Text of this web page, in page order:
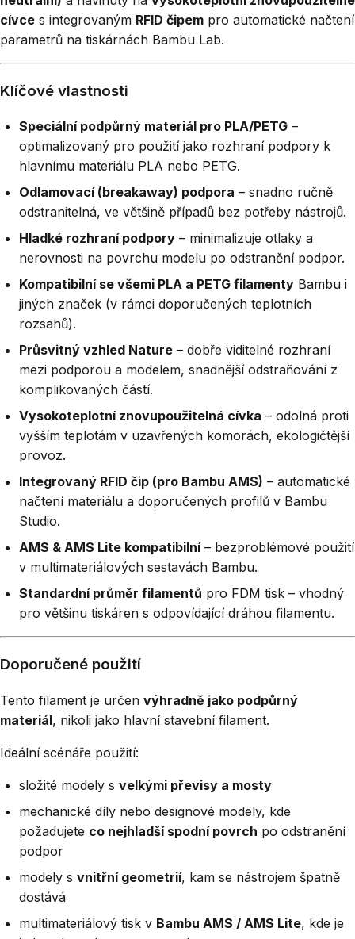
cívce s integrovaným RFID čipem pro automatické načtení
parametrů na tiskárnách Bambu Lab.
Klíčové vlastnosti
Speciální podpůrný materiál pro PLA/PETG –
optimalizovaný pro použití jako rozhraní podpory k
hlavnímu materiálu PLA nebo PETG.
Odlamovací (breakaway) podpora – snadno ručně
odstranitelná, ve většině případů bez potřeby nástrojů.
Hladké rozhraní podpory – minimalizuje otlaky a
nerovnosti na povrchu modelu po odstranění podpor.
Kompatibilní se všemi PLA a PETG filamenty Bambu i
jiných značek (v rámci doporučených teplotních
rozsahů).
Průsvitný vzhled Nature – dobře viditelné rozhraní
mezi podporou a modelem, snadnější odstraňování z
komplikovaných částí.
Vysokoteplotní znovupoužitelná cívka – odolná proti
vyšším teplotám v uzavřených komorách, ekologičtější
provoz.
Integrovaný RFID čip (pro Bambu AMS) – automatické
načtení materiálu a doporučených profilů v Bambu
Studio.
AMS & AMS Lite kompatibilní– bezproblémové použití
v multimateriálových sestavách Bambu.
Standardní průměr filamentů pro FDM tisk – vhodný
pro většinu tiskáren s odpovídající dráhou filamentu.
Doporučené použití
Tento filament je určen výhradně jako podpůrný
materiál, nikoli jako hlavní stavební filament.
Ideální scénáře použití:
složité modely s velkými převisy a mosty
mechanické díly nebo designové modely, kde
požadujete co nejhladší spodní povrch po odstranění
podpor
modely s vnitřní geometrií, kam se nástrojem špatně
dostává
multimateriálový tisk v Bambu AMS / AMS Lite, kde je